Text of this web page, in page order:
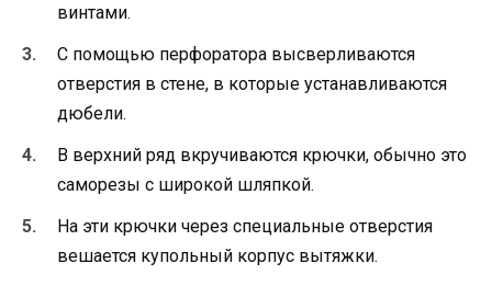
винтами.
С помощью перфоратора высверливаются
отверстия в стене, в которые устанавливаются
дюбели.
В верхний ряд вкручиваются крючки, обычно это
саморезы с широкой шляпкой.
На эти крючки через специальные отверстия
вешается купольный корпус вытяжки.